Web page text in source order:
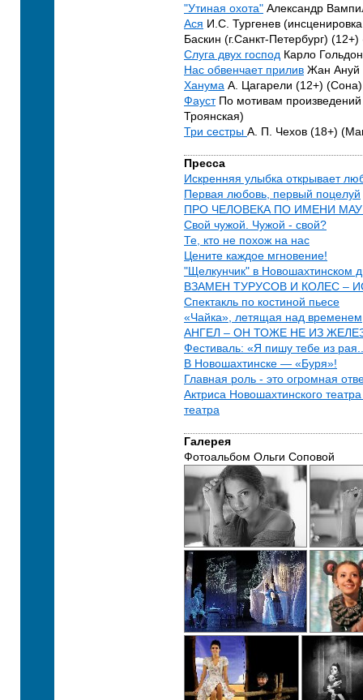
"Утиная охота" Александр
Ася И.С. Тургенев
Баскин (г.Санкт-Петербург)
Слуга двух господ Карло
Нас обвенчает прилив Жан Ануй
Ханума А. Цагарели (12+) (Сона)
ФаустПо мотивам
Троянская)
Три сестры А. П. Чехов (18+)
Пресса
Искренняя улыбка открывает
Первая любовь, первый поцелуй
ПРО ЧЕЛОВЕКА ПО ИМЕНИ
Свой чужой. Чужой - свой?
Те, кто не похож на нас
Цените каждое мгновение!
"Щелкунчик" в Новошахтинском
ВЗАМЕН ТУРУСОВ И КОЛЕС –
Спектакль по костиной пьесе
«Чайка», летящая над временем
АНГЕЛ – ОН ТОЖЕ НЕ ИЗ
Фестиваль: «Я пишу тебе из
В Новошахтинске — «Буря»!
Главная роль - это огромная
Актриса Новошахтинского
театра
Галерея
Фотоальбом Ольги Соповой